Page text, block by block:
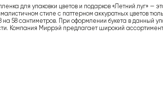
для упаковки цветов и подарков «Летний луг» —
стиле с паттерном аккуратных цветов
на 58 сантиметров. При оформлении букета в данный
Компания Миррэй предлагает широкий